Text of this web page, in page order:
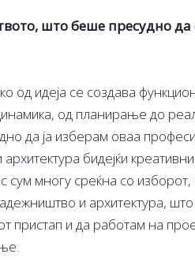
што беше пресудно да
од идеја се создава
од планирање до
да ја изберам оваа
бидејќи
сум многу среќна со
и архитектура,
пристап и да работам на